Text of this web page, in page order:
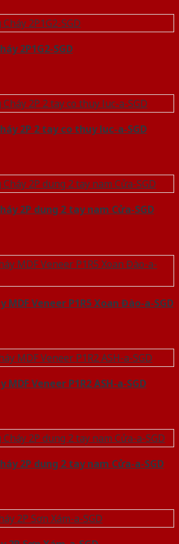
2P1G2-SGD
2P 2 tay co thuy luc-a-SGD
2P dung 2 tay nam Cửa-SGD
MDF Veneer P1R5 Xoan Đào-a-SGD
MDF Veneer P1R2 ASH-a-SGD
2P dung 2 tay nam Cửa-a-SGD